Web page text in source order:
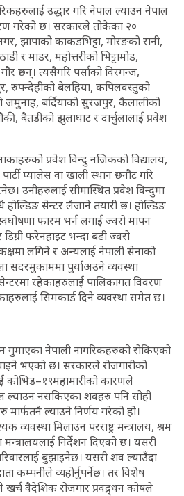
उद्धार गरि नेपाल ल्याउन नेपाल
गरेको छ। सरकारले तोकेका २०
झापाको काकडभिट्टा, मोरङको रानी,
र माडर, महोत्तरीको भिट्टामोड,
छन्। त्यसैगरि पर्साको विरगन्ज,
रुपन्देहीको बेलहिया, कपिलवस्तुको
बर्दियाको सुरजपुर, कैलालीको
बैतडीको झुलाघाट र दार्चुलालाई प्रवेश
प्रवेश विन्दु नजिकको विद्यालय,
प्यालेस वा खाली स्थान छनौट गरि
उनीहरुलाई सीमास्थित प्रवेश विन्दुमा
होल्डिङ सेन्टर लैजाने तयारी छ। होल्डिङ
फारम भर्न लगाई ज्वरो मापन
फरेनहाइट भन्दा बढी ज्वरो
लगिने र अन्यलाई नेपाली सेनाको
सदरमुकाममा पुर्याअउने व्यवस्था
रहेकाहरुलाई पालिकागत विवरण
सिमकार्ड दिने व्यवस्था समेत छ।
गुमाएका नेपाली नागरिकहरुको रोकिएको
भएको छ। सरकारले रोजगारीको
कोभिड–१९महामारीको कारणले
ल्याउन नसकिएका शवहरु पनि सोही
मार्फतनै ल्याउने निर्णय गरेको हो।
मिलाउन परराष्ट्र मन्त्रालय, श्रम
निर्देशन दिएको छ। यसरी
बुझाइनेछ। यसरी शव ल्याउँदा
कम्पनीले व्यहोर्नुपर्नेछ। तर विशेष
खर्च वैदेशिक रोजगार प्रवद्र्धन कोषले